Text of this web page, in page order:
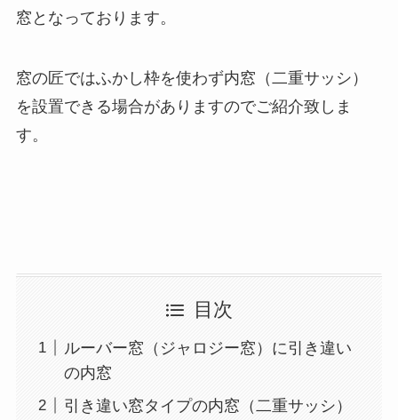
窓となっております。
窓の匠ではふかし枠を使わず内窓（二重サッシ）
を設置できる場合がありますのでご紹介致しま
す。
目次
ルーバー窓（ジャロジー窓）に引き違い
の内窓
引き違い窓タイプの内窓（二重サッシ）